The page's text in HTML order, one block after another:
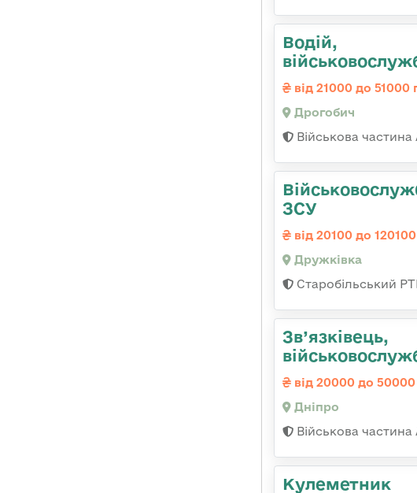
Водій,
від 21000 до 51000
Дрогобич
Військова частина
ЗСУ
від 20100 до
Дружківка
Старобільський
Зв’язківець,
від 20000 до
Дніпро
Військова частина
Кулеметник